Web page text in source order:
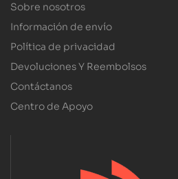
Sobre nosotros
Información de envío
Política de privacidad
Devoluciones Y Reembolsos
Contáctanos
Centro de Apoyo